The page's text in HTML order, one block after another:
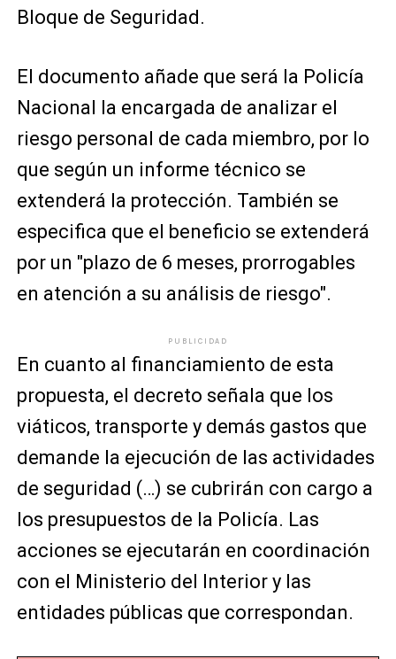
Bloque de Seguridad.
El documento añade que será la Policía
Nacional la encargada de analizar el
riesgo personal de cada miembro, por lo
que según un informe técnico se
extenderá la protección. También se
especifica que el beneficio se extenderá
por un "plazo de 6 meses, prorrogables
en atención a su análisis de riesgo".
PUBLICIDAD
En cuanto al financiamiento de esta
propuesta, el decreto señala que los
viáticos, transporte y demás gastos que
demande la ejecución de las actividades
de seguridad (…) se cubrirán con cargo a
los presupuestos de la Policía. Las
acciones se ejecutarán en coordinación
con el Ministerio del Interior y las
entidades públicas que correspondan.